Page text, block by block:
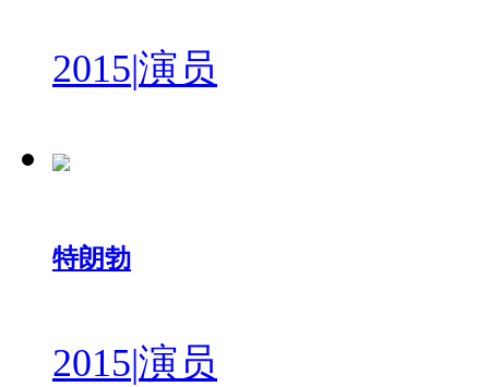
2015|演员
特朗勃
2015|演员